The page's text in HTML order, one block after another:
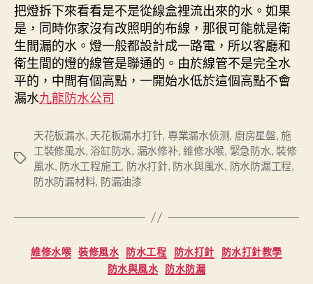
把燈拆下來看看是不是從線盒裡流出來的水。如果
是，同時你家沒有改照明的布線，那很可能就是衛
生間漏的水。燈一般都設計成一路電，所以客廳和
衛生間的燈的線管是聯通的。由於線管不是完全水
平的，中間有個高點，一開始水低於這個高點不會
漏水九龍防水公司
Tags
天花板漏水, 天花板漏水打针, 專業漏水侦测, 廚房星盤,施
工裝修風水, 浴缸防水, 漏水修补,維修水喉, 緊急防水,裝修
風水, 防水工程施工, 防水打針, 防水與風水, 防水防漏工程,
防水防漏材料, 防漏油漆
Categories
維修水喉 裝修風水 防水工程 防水打針 防水打針教學
防水與風水 防水防漏